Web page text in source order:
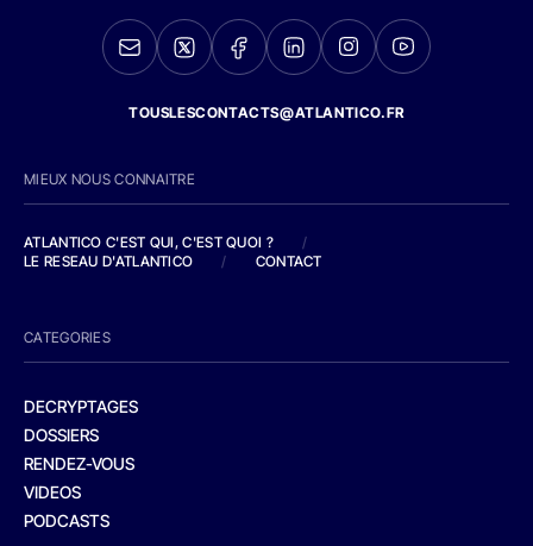
TOUSLESCONTACTS@ATLANTICO.FR
MIEUX NOUS CONNAITRE
ATLANTICO C'EST QUI, C'EST QUOI ?
/
LE RESEAU D'ATLANTICO
/ CONTACT
CATEGORIES
DECRYPTAGES
DOSSIERS
RENDEZ-VOUS
VIDEOS
PODCASTS